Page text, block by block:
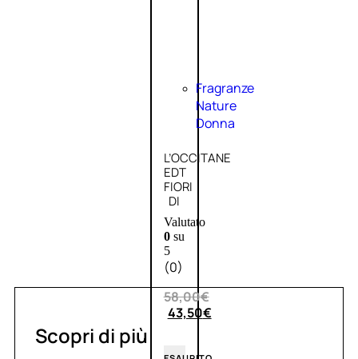
Fragranze
Nature
Donna
L’OCCITANE
EDT
FIORI
DI
Valutato
0su
5
(0)
58,00€
43,50€
Scopri di più